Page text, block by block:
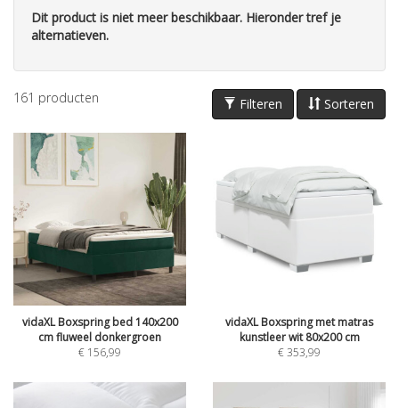
Dit product is niet meer beschikbaar. Hieronder tref je
alternatieven.
Sorteren
Filteren
161 producten
vidaXL Boxspring bed 140x200
cm fluweel donkergroen
€ 156,99
vidaXL Boxspring met matras
kunstleer wit 80x200 cm
€353,99